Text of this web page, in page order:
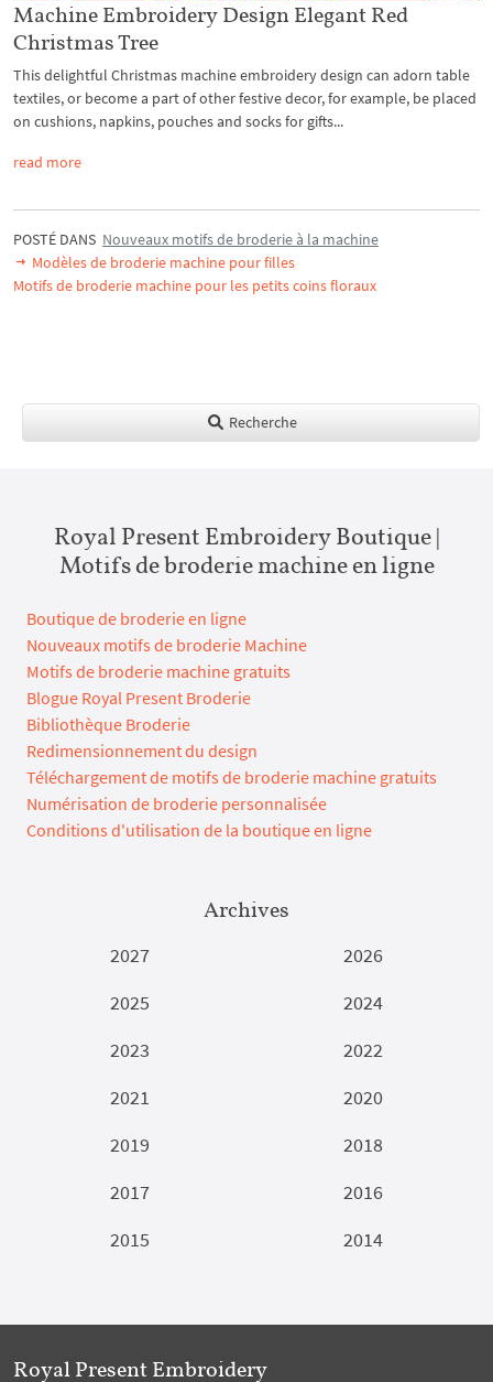
Machine Embroidery Design Elegant Red
Christmas Tree
This delightful Christmas machine embroidery design can adorn table
textiles, or become a part of other festive decor, for example, be placed
on cushions, napkins, pouches and socks for gifts...
read more
POSTÉ DANS Nouveaux motifs de broderie à la machine
Modèles de broderie machine pour filles
Motifs de broderie machine pour les petits coins floraux
Recherche
Royal Present Embroidery Boutique |
Motifs de broderie machine en ligne
Boutique de broderie en ligne
Nouveaux motifs de broderie Machine
Motifs de broderie machine gratuits
Blogue Royal Present Broderie
Bibliothèque Broderie
Redimensionnement du design
Téléchargement de motifs de broderie machine gratuits
Numérisation de broderie personnalisée
Conditions d'utilisation de la boutique en ligne
Archives
2027
2026
2025
2024
2023
2022
2021
2020
2019
2018
2017
2016
2015
2014
Royal Present Embroidery